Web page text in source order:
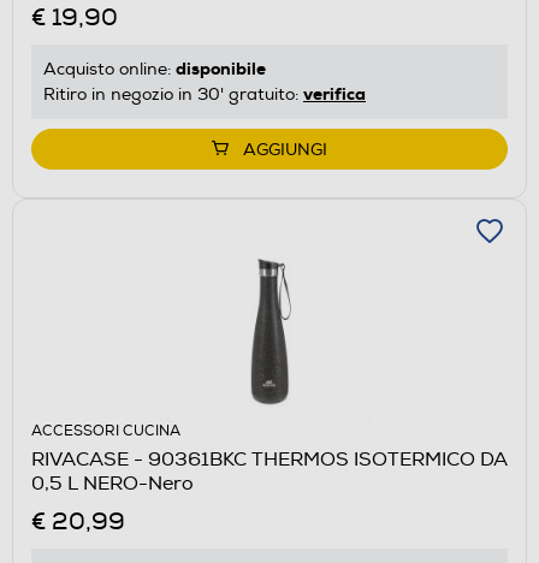
€ 19,90
Acquisto online: disponibile
Ritiro in negozio in 30' gratuito: verifica
AGGIUNGI
ACCESSORI CUCINA
RIVACASE - 90361BKC THERMOS ISOTERMICO DA
0,5 L NERO-Nero
€ 20,99